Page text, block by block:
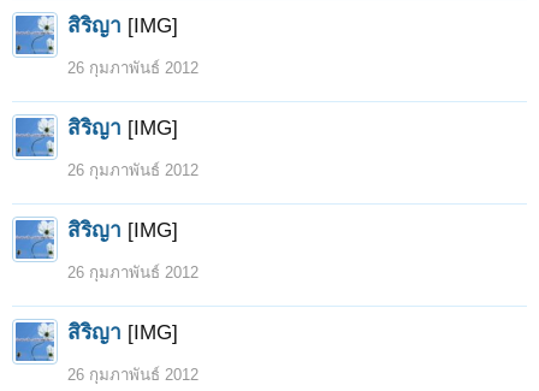
สิริญา [IMG]
26 กุมภาพันธ์ 2012
สิริญา [IMG]
26 กุมภาพันธ์ 2012
สิริญา [IMG]
26 กุมภาพันธ์ 2012
สิริญา [IMG]
26 กุมภาพันธ์ 2012